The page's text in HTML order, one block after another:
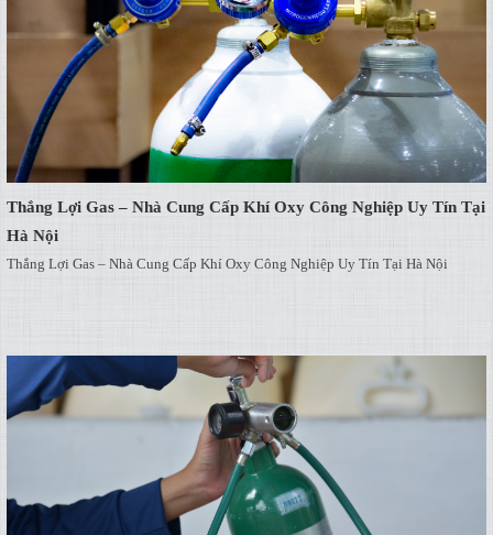
Thắng Lợi Gas – Nhà Cung Cấp Khí Oxy Công Nghiệp Uy Tín Tại
Hà Nội
Thắng Lợi Gas – Nhà Cung Cấp Khí Oxy Công Nghiệp Uy Tín Tại Hà Nội